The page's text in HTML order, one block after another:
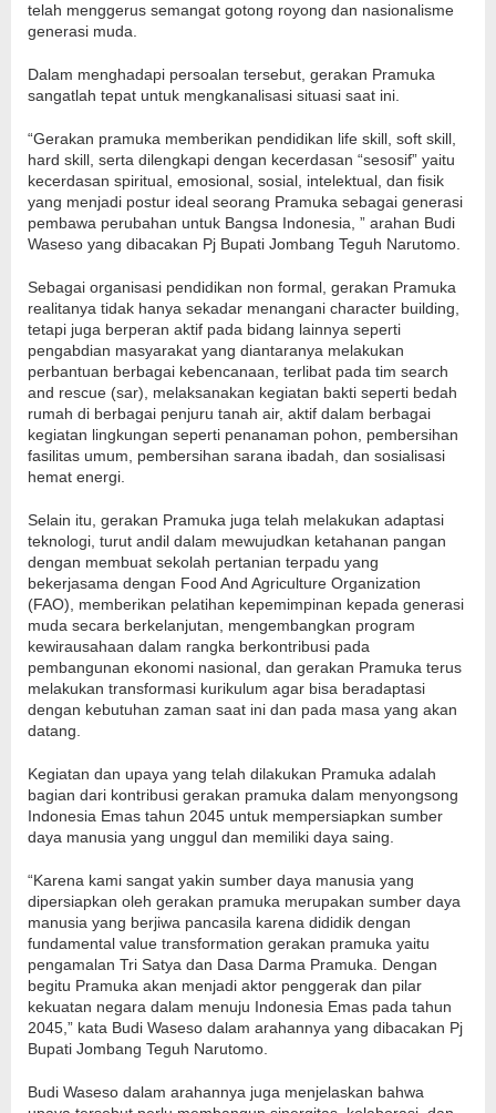
telah menggerus semangat gotong royong dan nasionalisme
generasi muda.
Dalam menghadapi persoalan tersebut, gerakan Pramuka
sangatlah tepat untuk mengkanalisasi situasi saat ini.
“Gerakan pramuka memberikan pendidikan life skill, soft skill,
hard skill, serta dilengkapi dengan kecerdasan “sesosif” yaitu
kecerdasan spiritual, emosional, sosial, intelektual, dan fisik
yang menjadi postur ideal seorang Pramuka sebagai generasi
pembawa perubahan untuk Bangsa Indonesia, ” arahan Budi
Waseso yang dibacakan Pj Bupati Jombang Teguh Narutomo.
Sebagai organisasi pendidikan non formal, gerakan Pramuka
realitanya tidak hanya sekadar menangani character building,
tetapi juga berperan aktif pada bidang lainnya seperti
pengabdian masyarakat yang diantaranya melakukan
perbantuan berbagai kebencanaan, terlibat pada tim search
and rescue (sar), melaksanakan kegiatan bakti seperti bedah
rumah di berbagai penjuru tanah air, aktif dalam berbagai
kegiatan lingkungan seperti penanaman pohon, pembersihan
fasilitas umum, pembersihan sarana ibadah, dan sosialisasi
hemat energi.
Selain itu, gerakan Pramuka juga telah melakukan adaptasi
teknologi, turut andil dalam mewujudkan ketahanan pangan
dengan membuat sekolah pertanian terpadu yang
bekerjasama dengan Food And Agriculture Organization
(FAO), memberikan pelatihan kepemimpinan kepada generasi
muda secara berkelanjutan, mengembangkan program
kewirausahaan dalam rangka berkontribusi pada
pembangunan ekonomi nasional, dan gerakan Pramuka terus
melakukan transformasi kurikulum agar bisa beradaptasi
dengan kebutuhan zaman saat ini dan pada masa yang akan
datang.
Kegiatan dan upaya yang telah dilakukan Pramuka adalah
bagian dari kontribusi gerakan pramuka dalam menyongsong
Indonesia Emas tahun 2045 untuk mempersiapkan sumber
daya manusia yang unggul dan memiliki daya saing.
“Karena kami sangat yakin sumber daya manusia yang
dipersiapkan oleh gerakan pramuka merupakan sumber daya
manusia yang berjiwa pancasila karena dididik dengan
fundamental value transformation gerakan pramuka yaitu
pengamalan Tri Satya dan Dasa Darma Pramuka. Dengan
begitu Pramuka akan menjadi aktor penggerak dan pilar
kekuatan negara dalam menuju Indonesia Emas pada tahun
2045,” kata Budi Waseso dalam arahannya yang dibacakan Pj
Bupati Jombang Teguh Narutomo.
Budi Waseso dalam arahannya juga menjelaskan bahwa